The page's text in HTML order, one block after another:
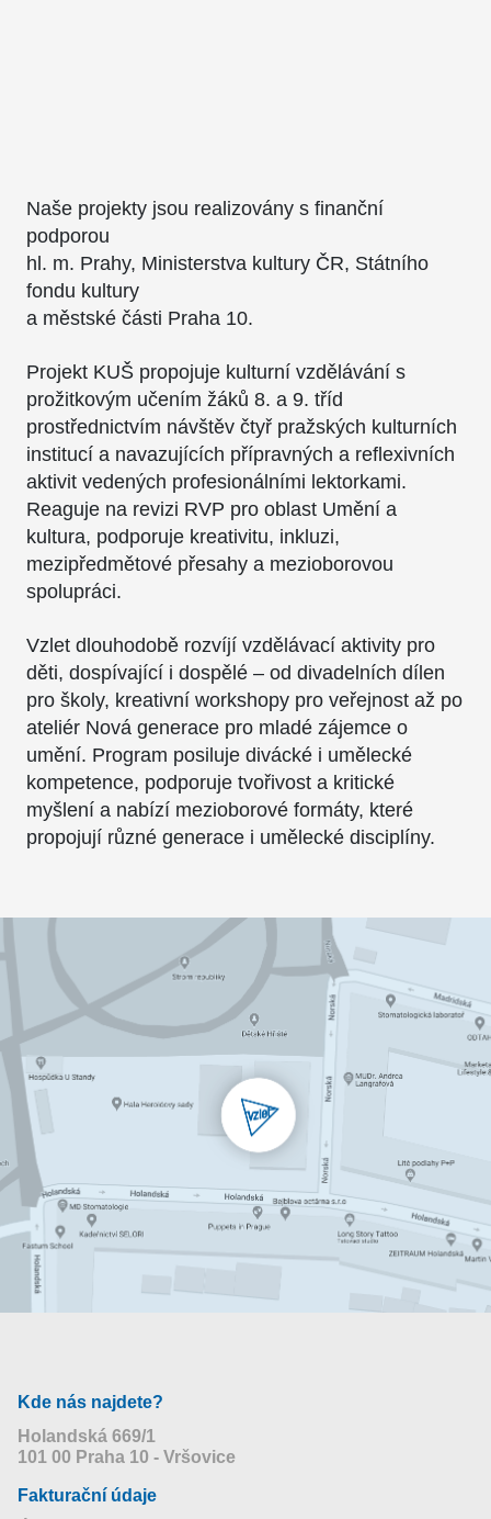
Naše projekty jsou realizovány s finanční
podporou
hl. m. Prahy, Ministerstva kultury ČR, Státního
fondu kultury
a městské části Praha 10.
Projekt KUŠ propojuje kulturní vzdělávání s
prožitkovým učením žáků 8. a 9. tříd
prostřednictvím návštěv čtyř pražských kulturních
institucí a navazujících přípravných a reflexivních
aktivit vedených profesionálními lektorkami.
Reaguje na revizi RVP pro oblast Umění a
kultura, podporuje kreativitu, inkluzi,
mezipředmětové přesahy a mezioborovou
spolupráci.
Vzlet dlouhodobě rozvíjí vzdělávací aktivity pro
děti, dospívající i dospělé – od divadelních dílen
pro školy, kreativní workshopy pro veřejnost až po
ateliér Nová generace pro mladé zájemce o
umění. Program posiluje divácké i umělecké
kompetence, podporuje tvořivost a kritické
myšlení a nabízí mezioborové formáty, které
propojují různé generace i umělecké disciplíny.
Kde nás najdete?
Holandská 669/1
101 00 Praha 10 - Vršovice
Fakturační údaje